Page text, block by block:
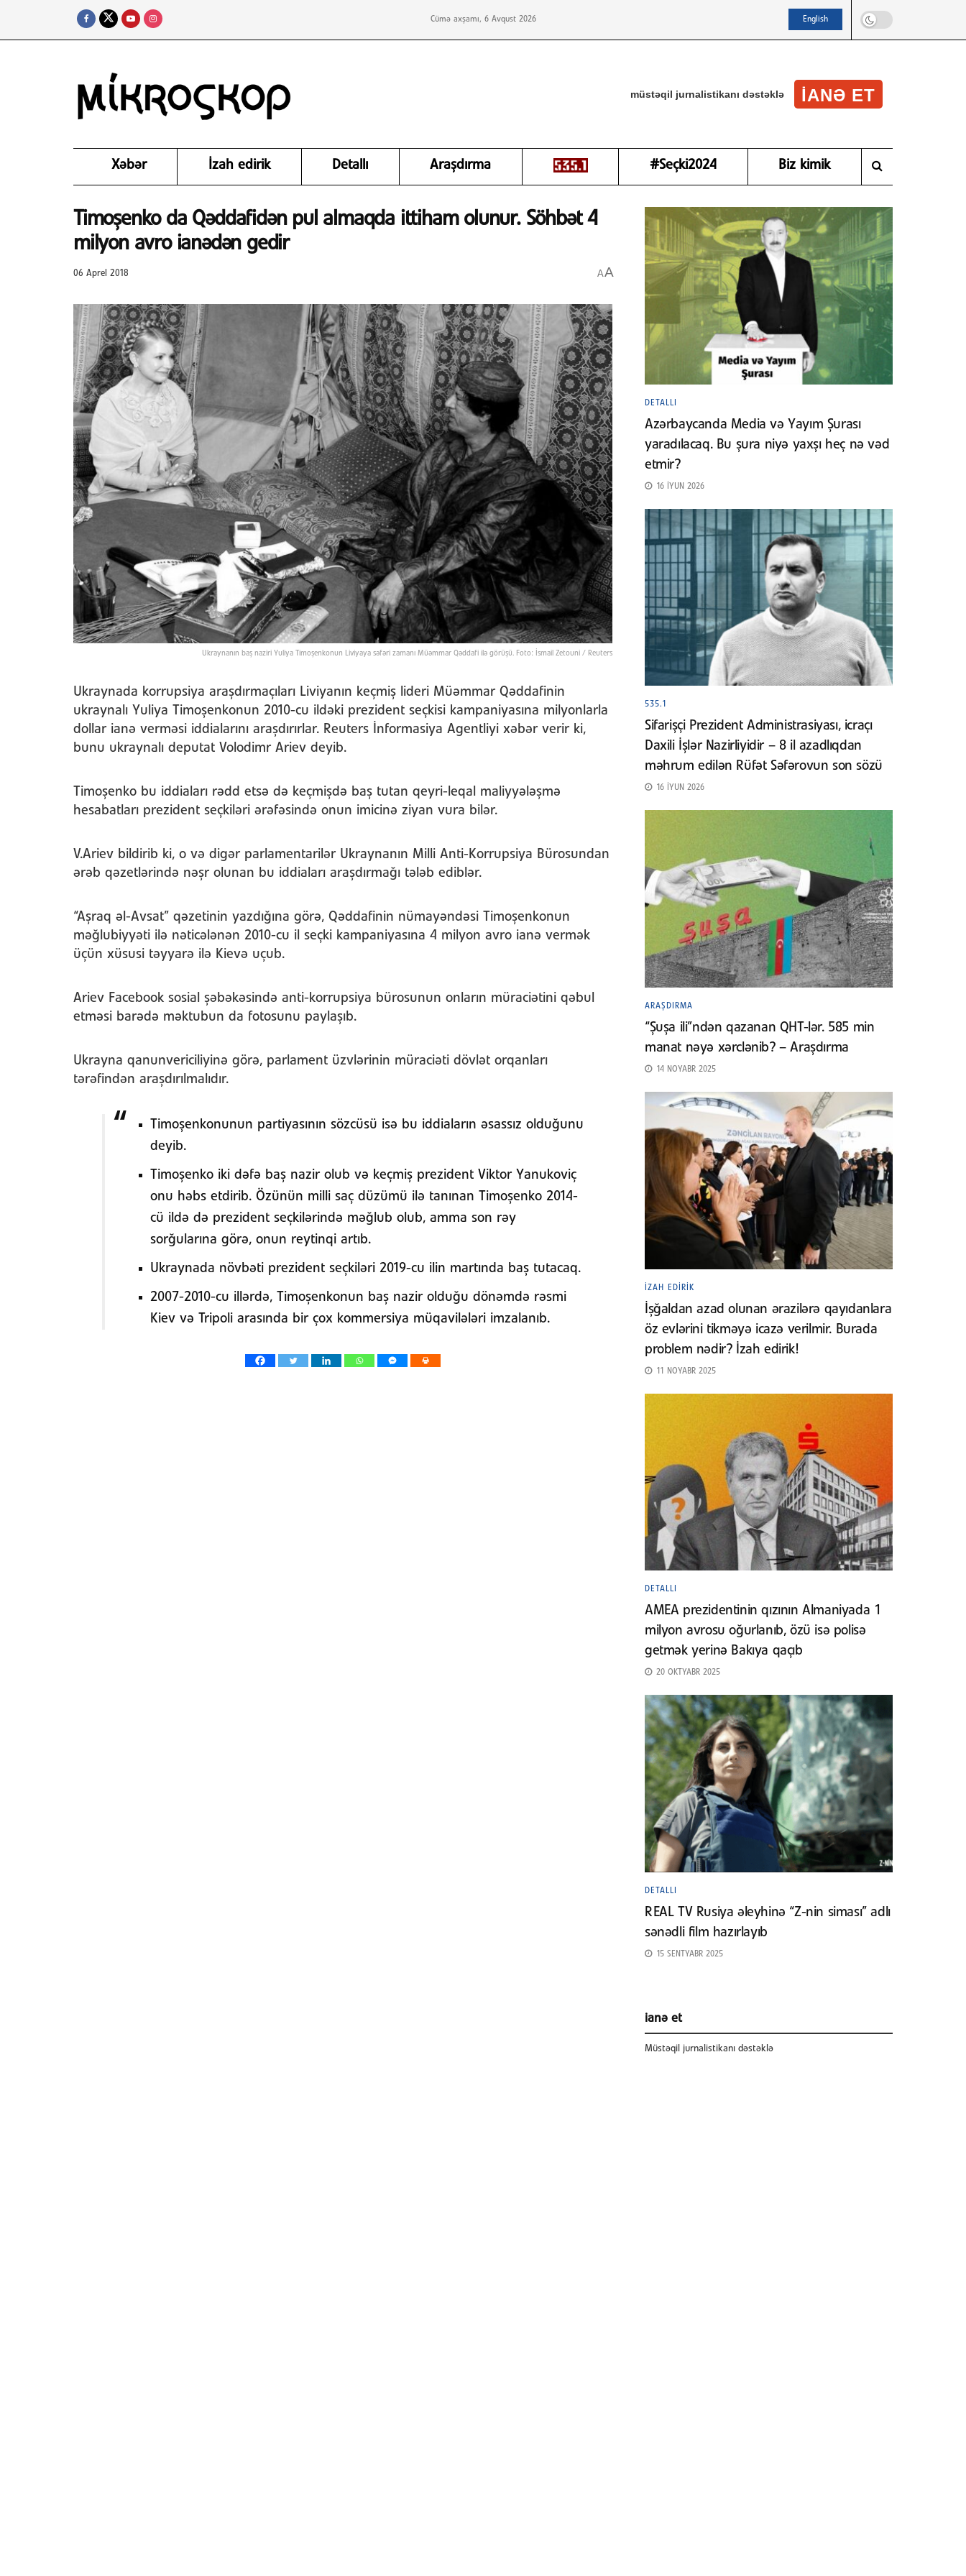
Cümə axşamı, 6 Avqust 2026 English
müstəqil jurnalistikanı dəstəklə IANƏ ET
Xəbər İzah edirik Detallı Araşdırma #Seçki2024 Biz kimik
Timoşenko da Qəddafidən pul almaqda ittiham olunur. Söhbət 4
milyon avro ianədən gedir
06 Aprel 2018 AA
Ukraynanın baş naziri Yuliya Timoşenkonun Liviyaya səfəri zamanı Müəmmar Qəddafi ilə görüşü. Foto: İsmail Zetouni / Reuters
Ukraynada korrupsiya araşdırmaçıları Liviyanın keçmiş lideri Müəmmar Qəddafinin
ukraynalı Yuliya Timoşenkonun 2010-cu ildəki prezident seçkisi kampaniyasına milyonlarla
dollar ianə verməsi iddialarını araşdırırlar. Reuters İnformasiya Agentliyi xəbər verir ki,
bunu ukraynalı deputat Volodimr Ariev deyib.
Timoşenko bu iddiaları rədd etsə də keçmişdə baş tutan qeyri-leqal maliyyələşmə
hesabatları prezident seçkiləri ərəfəsində onun imicinə ziyan vura bilər.
V.Ariev bildirib ki, o və digər parlamentarilər Ukraynanın Milli Anti-Korrupsiya Bürosundan
ərəb qəzetlərində nəşr olunan bu iddiaları araşdırmağı tələb ediblər.
“Aşraq əl-Avsat” qəzetinin yazdığına görə, Qəddafinin nümayəndəsi Timoşenkonun
məğlubiyyəti ilə nəticələnən 2010-cu il seçki kampaniyasına 4 milyon avro ianə vermək
üçün xüsusi təyyarə ilə Kievə uçub.
Ariev Facebook sosial şəbəkəsində anti-korrupsiya bürosunun onların müraciətini qəbul
etməsi barədə məktubun da fotosunu paylaşıb.
Ukrayna qanunvericiliyinə görə, parlament üzvlərinin müraciəti dövlət orqanları
tərəfindən araşdırılmalıdır.
Timoşenkonunun partiyasının sözcüsü isə bu iddiaların əsassız olduğunu
deyib.
Timoşenko iki dəfə baş nazir olub və keçmiş prezident Viktor Yanukoviç
onu həbs etdirib. Özünün milli saç düzümü ilə tanınan Timoşenko 2014-
cü ildə də prezident seçkilərində məğlub olub, amma son rəy
sorğularına görə, onun reytinqi artıb.
Ukraynada növbəti prezident seçkiləri 2019-cu ilin martında baş tutacaq.
2007-2010-cu illərdə, Timoşenkonun baş nazir olduğu dönəmdə rəsmi
Kiev və Tripoli arasında bir çox kommersiya müqavilələri imzalanıb.
DETALLI
Azərbaycanda Media və Yayım Şurası
yaradılacaq. Bu şura niyə yaxşı heç nə vəd
etmir?
16 İYUN 2026
535.1
Sifarişçi Prezident Administrasiyası, icraçı
Daxili İşlər Nazirliyidir – 8 il azadlıqdan
məhrum edilən Rüfət Səfərovun son sözü
16 İYUN 2026
ARAŞDIRMA
“Şuşa ili”ndən qazanan QHT-lər. 585 min
manat nəyə xərclənib? – Araşdırma
14 NOYABR 2025
İZAH EDIRIK
İşğaldan azad olunan ərazilərə qayıdanlara
öz evlərini tikməyə icazə verilmir. Burada
problem nədir? İzah edirik!
11 NOYABR 2025
DETALLI
AMEA prezidentinin qızının Almaniyada 1
milyon avrosu oğurlanıb, özü isə polisə
getmək yerinə Bakıya qaçıb
20 OKTYABR 2025
DETALLI
REAL TV Rusiya əleyhinə “Z-nin siması” adlı
sənədli film hazırlayıb
15 SENTYABR 2025
ianə et
Müstəqil jurnalistikanı dəstəklə